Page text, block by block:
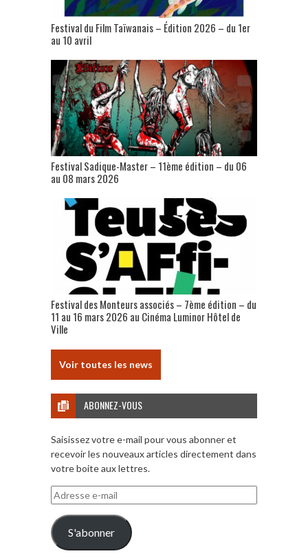
Festival du Film Taïwanais – Édition 2026 – du 1er
au 10 avril
Festival Sadique-Master – 11ème édition – du 06
au 08 mars 2026
Festival des Monteurs associés – 7ème édition – du
11 au 16 mars 2026 au Cinéma Luminor Hôtel de
Ville
Voir toutes les news
ABONNEZ-VOUS
Saisissez votre e-mail pour vous abonner et
recevoir les nouveaux articles directement dans
votre boite aux lettres.
Adresse
e-
mail
S'abonner